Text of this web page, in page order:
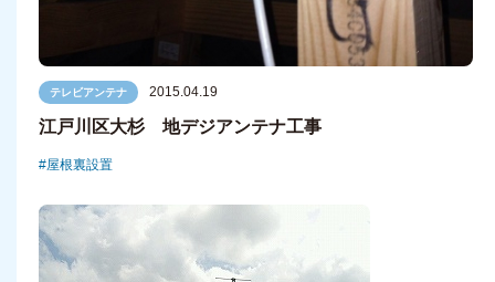
テレビアンテナ 2015.04.19
江戸川区大杉 地デジアンテナ工事
屋根裏設置